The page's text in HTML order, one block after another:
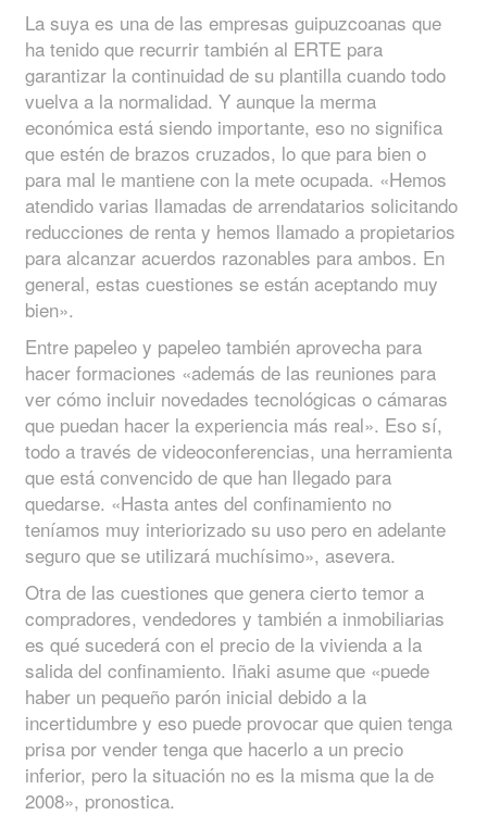
La suya es una de las empresas guipuzcoanas que
ha tenido que recurrir también al ERTE para
garantizar la continuidad de su plantilla cuando todo
vuelva a la normalidad. Y aunque la merma
económica está siendo importante, eso no significa
que estén de brazos cruzados, lo que para bien o
para mal le mantiene con la mete ocupada. «Hemos
atendido varias llamadas de arrendatarios solicitando
reducciones de renta y hemos llamado a propietarios
para alcanzar acuerdos razonables para ambos. En
general, estas cuestiones se están aceptando muy
bien».
Entre papeleo y papeleo también aprovecha para
hacer formaciones «además de las reuniones para
ver cómo incluir novedades tecnológicas o cámaras
que puedan hacer la experiencia más real». Eso sí,
todo a través de videoconferencias, una herramienta
que está convencido de que han llegado para
quedarse. «Hasta antes del confinamiento no
teníamos muy interiorizado su uso pero en adelante
seguro que se utilizará muchísimo», asevera.
Otra de las cuestiones que genera cierto temor a
compradores, vendedores y también a inmobiliarias
es qué sucederá con el precio de la vivienda a la
salida del confinamiento. Iñaki asume que «puede
haber un pequeño parón inicial debido a la
incertidumbre y eso puede provocar que quien tenga
prisa por vender tenga que hacerlo a un precio
inferior, pero la situación no es la misma que la de
2008», pronostica.